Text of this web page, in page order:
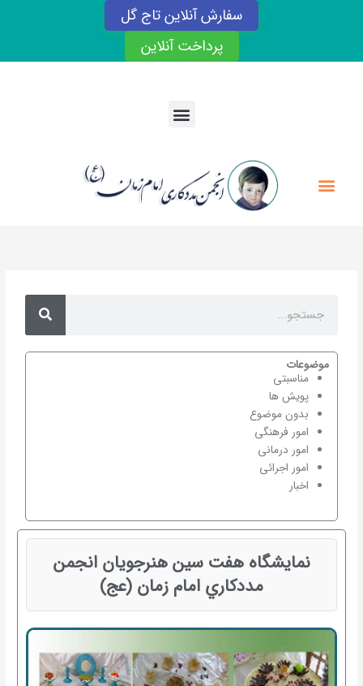
سفارش آنلاین تاج گل
پرداخت آنلاین
Menu
Search
موضوعات
مناسبتی
پویش ها
بدون موضوع
امور فرهنگی
امور درمانی
امور اجرائی
اخبار
نمايشگاه هفت سين هنرجويان انجمن
مددكاري امام زمان (عج)